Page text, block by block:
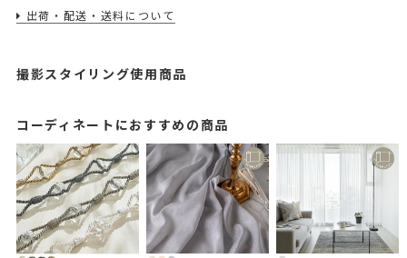
出荷・配送・送料について
撮影スタイリング使用商品
コーディネートにおすすめの商品